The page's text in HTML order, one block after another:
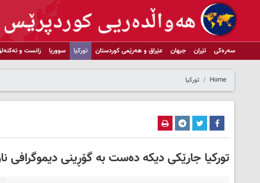
سەرەکی ئێران جیهان عێراق و هەرێمی کوردستان تورکیا سووریا زانست و
Home تورکیا
تورکیا جارێکی دیکە دەست بە گۆڕینی دیموگرافی